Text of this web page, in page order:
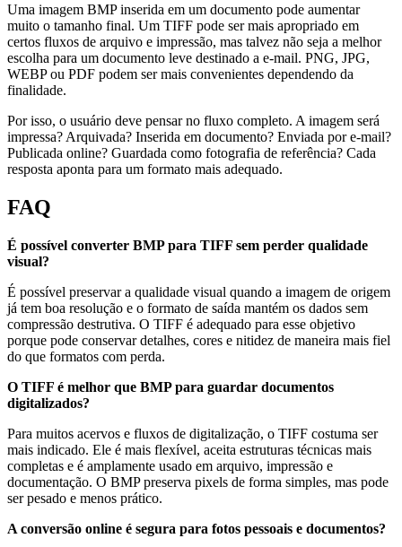
Uma imagem BMP inserida em um documento pode aumentar
muito o tamanho final. Um TIFF pode ser mais apropriado em
certos fluxos de arquivo e impressão, mas talvez não seja a melhor
escolha para um documento leve destinado a e-mail. PNG, JPG,
WEBP ou PDF podem ser mais convenientes dependendo da
finalidade.
Por isso, o usuário deve pensar no fluxo completo. A imagem será
impressa? Arquivada? Inserida em documento? Enviada por e-mail?
Publicada online? Guardada como fotografia de referência? Cada
resposta aponta para um formato mais adequado.
FAQ
É possível converter BMP para TIFF sem perder qualidade
visual?
É possível preservar a qualidade visual quando a imagem de origem
já tem boa resolução e o formato de saída mantém os dados sem
compressão destrutiva. O TIFF é adequado para esse objetivo
porque pode conservar detalhes, cores e nitidez de maneira mais fiel
do que formatos com perda.
O TIFF é melhor que BMP para guardar documentos
digitalizados?
Para muitos acervos e fluxos de digitalização, o TIFF costuma ser
mais indicado. Ele é mais flexível, aceita estruturas técnicas mais
completas e é amplamente usado em arquivo, impressão e
documentação. O BMP preserva pixels de forma simples, mas pode
ser pesado e menos prático.
A conversão online é segura para fotos pessoais e documentos?